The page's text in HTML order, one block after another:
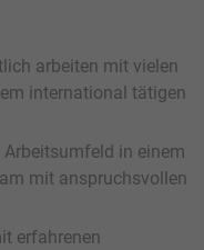
arbeiten mit vielen
international tätigen
Arbeitsumfeld in einem
mit anspruchsvollen
erfahrenen